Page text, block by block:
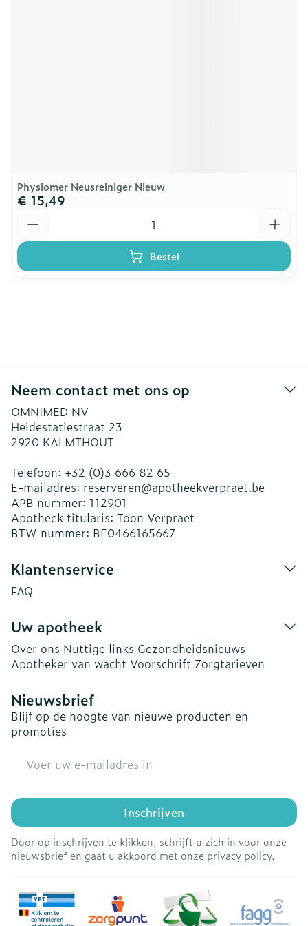
Physiomer Neusreiniger Nieuw
€ 15,49
Bestel
Neem contact met ons op
OMNIMED NV
Heidestatiestraat 23
2920 KALMTHOUT
Telefoon: +32 (0)3 666 82 65
E-mailadres: reserveren@apotheekverpraet.be
APB nummer: 112901
Apotheek titularis: Toon Verpraet
BTW nummer: BE0466165667
Klantenservice
FAQ
Uw apotheek
Over ons Nuttige links Gezondheidsnieuws
Apotheker van wacht Voorschrift Zorgtarieven
Nieuwsbrief
Blijf op de hoogte van nieuwe producten en
promoties
Inschrijven
Door op inschrijven te klikken, schrijft u zich in voor onze
nieuwsbrief en gaat u akkoord met onze privacy policy.